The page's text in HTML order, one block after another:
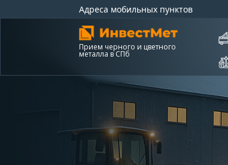
Адреса мобильных пунктов
Прием черного и цветного
металла в СПб